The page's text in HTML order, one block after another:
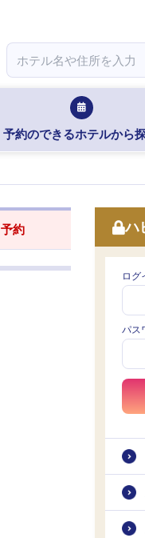
予約のできるホテルから
予約 ハ
ログ
パス